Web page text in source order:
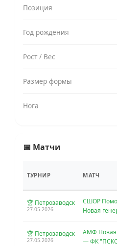
Позиция
Год рождения
Рост / Вес
Размер формы
Нога
📅 Матчи
ТУРНИР МАТЧ
🏆 Петрозаводск
27.05.2026
СШОР
Новая
🏆 Петрозаводск
27.05.2026
АМФ Новая
— ФК